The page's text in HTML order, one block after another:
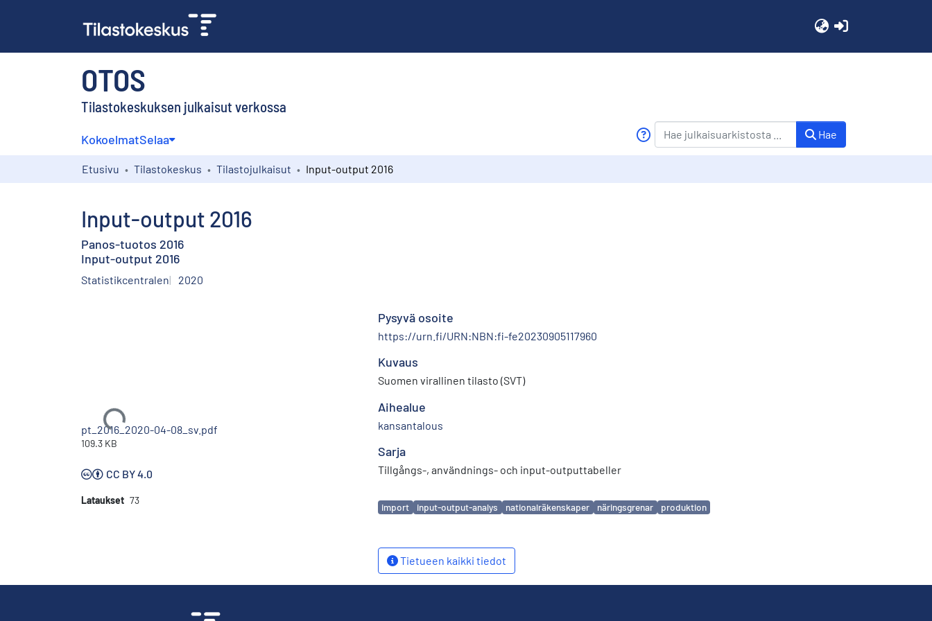
OTOS
Tilastokeskuksen julkaisut verkossa
KokoelmatSelaa Hae
Etusivu Tilastokeskus Tilastojulkaisut Input-output 2016
Input-output 2016
Panos-tuotos 2016
Input-output 2016
Statistikcentralen 2020
Ladataan...
pt_2016_2020-04-08_sv.pdf
109.3 KB
CC BY 4.0
Lataukset 73
Pysyvä osoite
https://urn.fi/URN:NBN:fi-fe20230905117960
Kuvaus
Suomen virallinen tilasto (SVT)
Aihealue
kansantalous
Sarja
Tillgångs-, användnings- och input-outputtabeller
Avainsanat
import input-output-analys nationalräkenskaper näringsgrenar produktion
Tietueen kaikki tiedot